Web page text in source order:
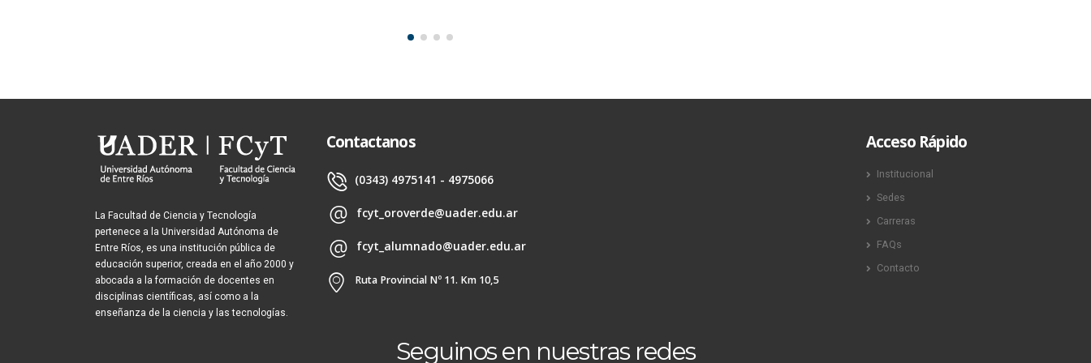
La Facultad de Ciencia y Tecnología
pertenece a la Universidad Autónoma de
Entre Ríos, es una institución pública de
educación superior, creada en el año 2000 y
abocada a la formación de docentes en
disciplinas científicas, así como a la
enseñanza de la ciencia y las tecnologías.
Contactanos
(0343) 4975141 - 4975066
fcyt_oroverde@uader.edu.ar
fcyt_alumnado@uader.edu.ar
Ruta Provincial Nº 11. Km 10,5
Acceso Rápido
Institucional
Sedes
Carreras
FAQs
Contacto
Seguinos en nuestras redes